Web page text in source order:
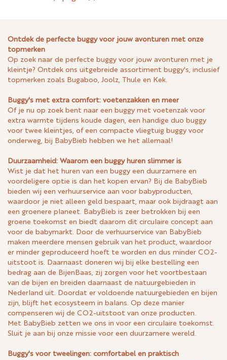
Ontdek de perfecte buggy voor jouw avonturen met onze
topmerken
Op zoek naar de perfecte buggy voor jouw avonturen met je
kleintje? Ontdek ons uitgebreide assortiment buggy's, inclusief
topmerken zoals Bugaboo, Joolz, Thule en Kek.
Buggy's met extra comfort: voetenzakken en meer
Of je nu op zoek bent naar een buggy met voetenzak voor
extra warmte tijdens koude dagen, een handige duo buggy
voor twee kleintjes, of een compacte vliegtuig buggy voor
onderweg, bij BabyBieb hebben we het allemaal!
Duurzaamheid: Waarom een buggy huren slimmer is
Wist je dat het huren van een buggy een duurzamere en
voordeligere optie is dan het kopen ervan? Bij de BabyBieb
bieden wij een verhuurservice aan voor babyproducten,
waardoor je niet alleen geld bespaart, maar ook bijdraagt aan
een groenere planeet. BabyBieb is zeer betrokken bij een
groene toekomst en biedt daarom dit circulaire concept aan
voor de babymarkt. Door de verhuurservice van BabyBieb
maken meerdere mensen gebruik van het product, waardoor
er minder geproduceerd hoeft te worden en dus minder CO2-
uitstoot is. Daarnaast doneren wij bij elke bestelling een
bedrag aan de BijenBaas, zij zorgen voor het voortbestaan
van de bijen en breiden daarnaast de natuurgebieden in
Nederland uit. Doordat er voldoende natuurgebieden en bijen
zijn, blijft het ecosysteem in balans. Op deze manier
compenseren wij de CO2-uitstoot van onze producten.
Met BabyBieb zetten we ons in voor een circulaire toekomst.
Sluit je aan bij onze missie voor een duurzamere wereld.
Buggy's voor tweelingen: comfortabel en praktisch